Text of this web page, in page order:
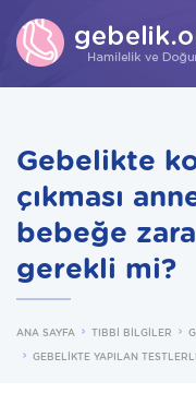
Gebelikte
çıkması
bebeğe
gerekli mi?
ANA SAYFA TIBBİ BİLGİLER
GEBELİKTE YAPILAN